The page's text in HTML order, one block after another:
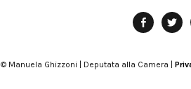
© Manuela Ghizzoni | Deputata alla Camera |